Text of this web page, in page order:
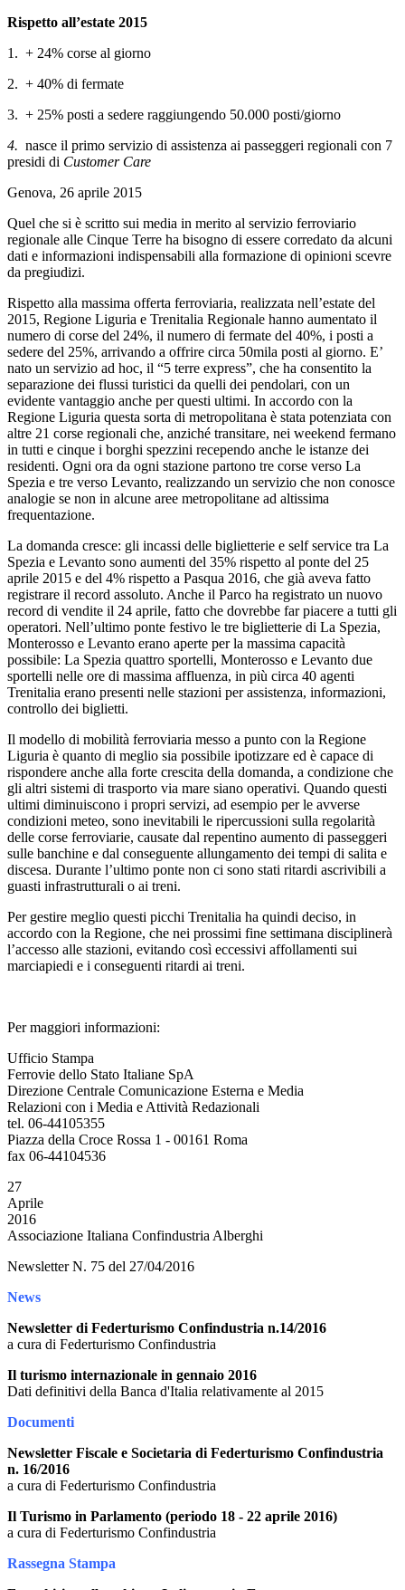
Rispetto all’estate 2015
1. + 24% corse al giorno
2. + 40% di fermate
3. + 25% posti a sedere raggiungendo 50.000 posti/giorno
4. nasce il primo servizio di assistenza ai passeggeri regionali con 7
presidi di Customer Care
Genova, 26 aprile 2015
Quel che si è scritto sui media in merito al servizio ferroviario
regionale alle Cinque Terre ha bisogno di essere corredato da alcuni
dati e informazioni indispensabili alla formazione di opinioni scevre
da pregiudizi.
Rispetto alla massima offerta ferroviaria, realizzata nell’estate del
2015, Regione Liguria e Trenitalia Regionale hanno aumentato il
numero di corse del 24%, il numero di fermate del 40%, i posti a
sedere del 25%, arrivando a offrire circa 50mila posti al giorno. E’
nato un servizio ad hoc, il “5 terre express”, che ha consentito la
separazione dei flussi turistici da quelli dei pendolari, con un
evidente vantaggio anche per questi ultimi. In accordo con la
Regione Liguria questa sorta di metropolitana è stata potenziata con
altre 21 corse regionali che, anziché transitare, nei weekend fermano
in tutti e cinque i borghi spezzini recependo anche le istanze dei
residenti. Ogni ora da ogni stazione partono tre corse verso La
Spezia e tre verso Levanto, realizzando un servizio che non conosce
analogie se non in alcune aree metropolitane ad altissima
frequentazione.
La domanda cresce: gli incassi delle biglietterie e self service tra La
Spezia e Levanto sono aumenti del 35% rispetto al ponte del 25
aprile 2015 e del 4% rispetto a Pasqua 2016, che già aveva fatto
registrare il record assoluto. Anche il Parco ha registrato un nuovo
record di vendite il 24 aprile, fatto che dovrebbe far piacere a tutti gli
operatori. Nell’ultimo ponte festivo le tre biglietterie di La Spezia,
Monterosso e Levanto erano aperte per la massima capacità
possibile: La Spezia quattro sportelli, Monterosso e Levanto due
sportelli nelle ore di massima affluenza, in più circa 40 agenti
Trenitalia erano presenti nelle stazioni per assistenza, informazioni,
controllo dei biglietti.
Il modello di mobilità ferroviaria messo a punto con la Regione
Liguria è quanto di meglio sia possibile ipotizzare ed è capace di
rispondere anche alla forte crescita della domanda, a condizione che
gli altri sistemi di trasporto via mare siano operativi. Quando questi
ultimi diminuiscono i propri servizi, ad esempio per le avverse
condizioni meteo, sono inevitabili le ripercussioni sulla regolarità
delle corse ferroviarie, causate dal repentino aumento di passeggeri
sulle banchine e dal conseguente allungamento dei tempi di salita e
discesa. Durante l’ultimo ponte non ci sono stati ritardi ascrivibili a
guasti infrastrutturali o ai treni.
Per gestire meglio questi picchi Trenitalia ha quindi deciso, in
accordo con la Regione, che nei prossimi fine settimana disciplinerà
l’accesso alle stazioni, evitando così eccessivi affollamenti sui
marciapiedi e i conseguenti ritardi ai treni.
Per maggiori informazioni:
Ufficio Stampa
Ferrovie dello Stato Italiane SpA
Direzione Centrale Comunicazione Esterna e Media
Relazioni con i Media e Attività Redazionali
tel. 06-44105355
Piazza della Croce Rossa 1 - 00161 Roma
fax 06-44104536
27
Aprile
2016
Associazione Italiana Confindustria Alberghi
Newsletter N. 75 del 27/04/2016
News
Newsletter di Federturismo Confindustria n.14/2016
a cura di Federturismo Confindustria
Il turismo internazionale in gennaio 2016
Dati definitivi della Banca d'Italia relativamente al 2015
Documenti
Newsletter Fiscale e Societaria di Federturismo Confindustria
n. 16/2016
a cura di Federturismo Confindustria
Il Turismo in Parlamento (periodo 18 - 22 aprile 2016)
a cura di Federturismo Confindustria
Rassegna Stampa